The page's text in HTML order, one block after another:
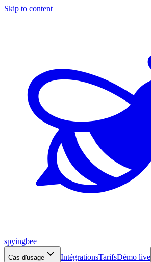
Skip to content
spyingbee
Cas d'usage IntégrationsTarifsDémo live